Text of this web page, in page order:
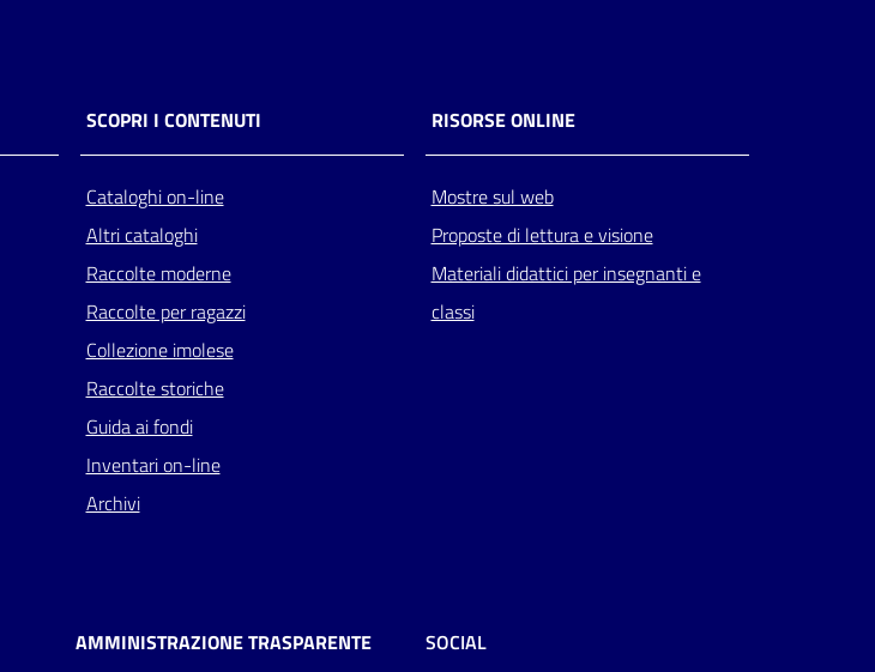
SCOPRI I CONTENUTI
Cataloghi on-line
Altri cataloghi
Raccolte moderne
Raccolte per ragazzi
Collezione imolese
Raccolte storiche
Guida ai fondi
Inventari on-line
Archivi
RISORSE ONLINE
Mostre sul web
Proposte di lettura e visione
Materiali didattici per insegnanti e
classi
AMMINISTRAZIONE TRASPARENTE SOCIAL